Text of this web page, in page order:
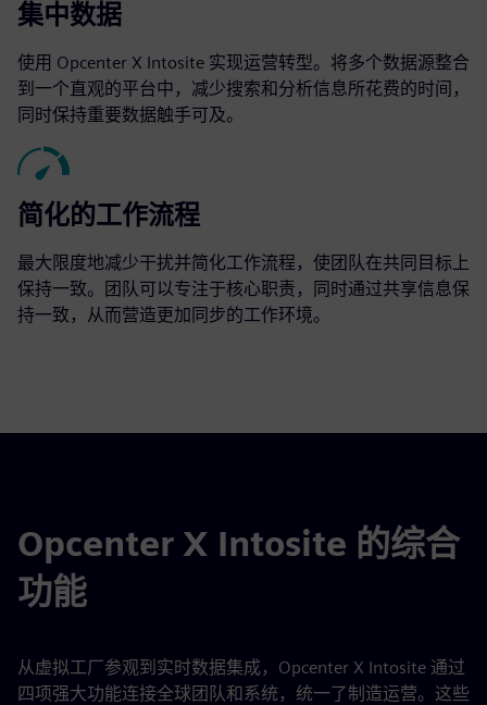
集中数据
使用 Opcenter X Intosite 实现运营转型。将多个数据源整合
到一个直观的平台中，减少搜索和分析信息所花费的时间，
同时保持重要数据触手可及。
简化的工作流程
最大限度地减少干扰并简化工作流程，使团队在共同目标上
保持一致。团队可以专注于核心职责，同时通过共享信息保
持一致，从而营造更加同步的工作环境。
Opcenter X Intosite 的综合
功能
从虚拟工厂参观到实时数据集成，Opcenter X Intosite 通过
四项强大功能连接全球团队和系统，统一了制造运营。这些